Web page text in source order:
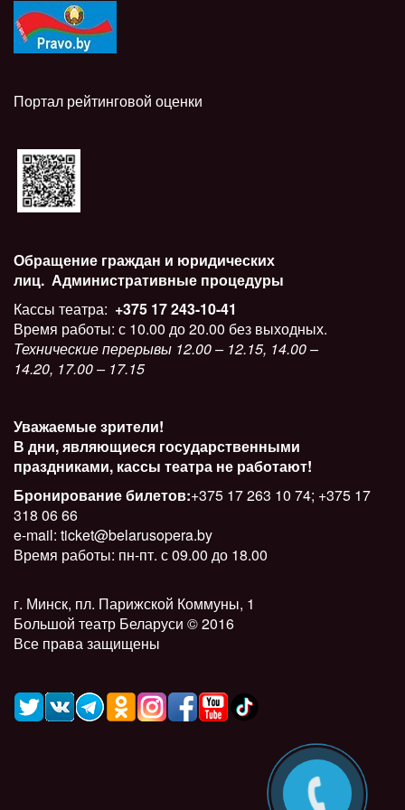
Портал рейтинговой оценки
Обращение граждан и юридических
лиц. Административные процедуры
Кассы театра: +375 17 243-10-41
Время работы: с 10.00 до 20.00 без выходных.
Технические перерывы 12.00 – 12.15, 14.00 –
14.20, 17.00 – 17.15
Уважаемые зрители!
В дни, являющиеся государственными
праздниками, кассы театра не работают!
Бронирование билетов:+375 17 263 10 74; +375 17
318 06 66
e-mail: ticket@belarusopera.by
Время работы: пн-пт. с 09.00 до 18.00
г. Минск, пл. Парижской Коммуны, 1
Большой театр Беларуси © 2016
Все права защищены